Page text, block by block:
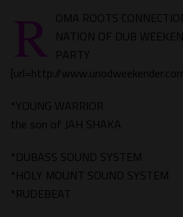
R OMA ROOTS
NATION OF DUB
PARTY
[url=http://
*YOUNG WARRIOR
the son of JAH SHAKA
*DUBASS SOUND SYSTEM
*HOLY MOUNT SOUND SYSTEM
*RUDEBEAT